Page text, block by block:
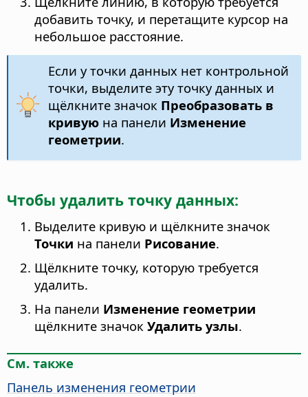
добавить точку, и перетащите курсор на
небольшое расстояние.
Если у точки данных нет контрольной
точки, выделите эту точку данных и
щёлкните значок Преобразовать в
кривуюна панели Изменение
геометрии.
Чтобы удалить точку данных:
Выделите кривую и щёлкните значок
Точки на панели Рисование.
Щёлкните точку, которую требуется
удалить.
На панели Изменение геометрии
щёлкните значок Удалить узлы.
См. также
Панель изменения геометрии